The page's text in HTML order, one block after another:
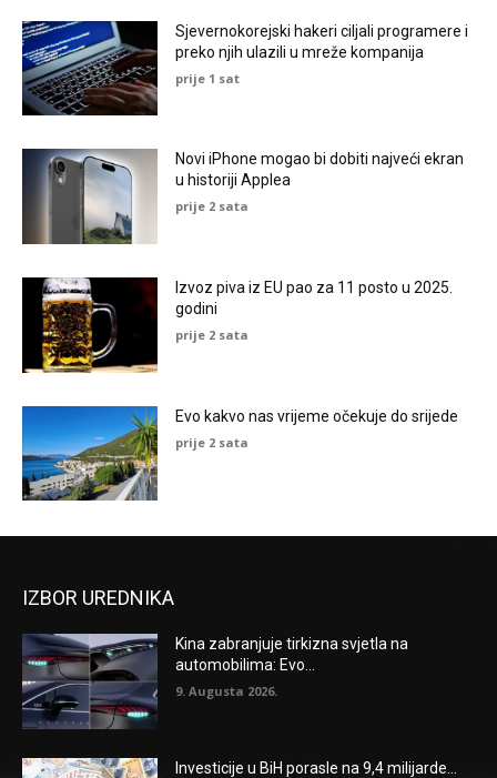
Sjevernokorejski hakeri ciljali programere i
preko njih ulazili u mreže kompanija
prije 1 sat
Novi iPhone mogao bi dobiti najveći ekran
u historiji Applea
prije 2 sata
Izvoz piva iz EU pao za 11 posto u 2025.
godini
prije 2 sata
Evo kakvo nas vrijeme očekuje do srijede
prije 2 sata
IZBOR UREDNIKA
Kina zabranjuje tirkizna svjetla na
automobilima: Evo...
9. Augusta 2026.
Investicije u BiH porasle na 9,4 milijarde...